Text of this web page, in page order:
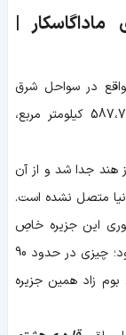
ماداگاسکار |
در سواحل شرق
در اقیانوس هند است و با مساحت 587،713 کیلومتر مربع،
سال پیش از هند جدا شد و از آن
متصل نشده است.
این جزیره خاصِ
خودش باشد و نمونه اش در جای دیگری پیدا نشود؛ چیزی در حدود 90
زاد همین جزیره